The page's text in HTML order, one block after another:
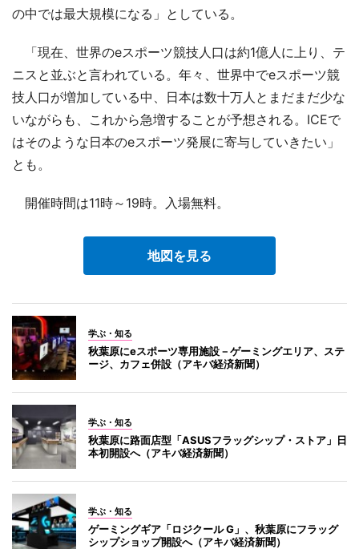
の中では最大規模になる」としている。
「現在、世界のeスポーツ競技人口は約1億人に上り、テ
ニスと並ぶと言われている。年々、世界中でeスポーツ競
技人口が増加している中、日本は数十万人とまだまだ少な
いながらも、これから急増することが予想される。ICEで
はそのような日本のeスポーツ発展に寄与していきたい」
とも。
開催時間は11時～19時。入場無料。
地図を見る
学ぶ・知る
秋葉原にeスポーツ専用施設－ゲーミングエリア、ステ
ージ、カフェ併設（アキバ経済新聞）
学ぶ・知る
秋葉原に路面店型「ASUSフラッグシップ・ストア」日
本初開設へ（アキバ経済新聞）
学ぶ・知る
ゲーミングギア「ロジクール G」、秋葉原にフラッグ
シップショップ開設へ（アキバ経済新聞）